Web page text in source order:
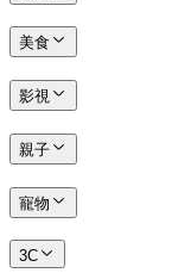
美食
影視
親子
寵物
3C